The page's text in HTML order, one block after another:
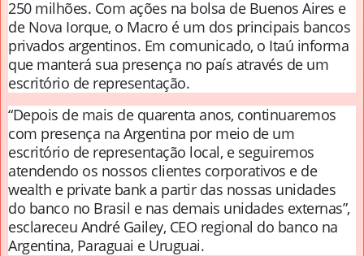
250 milhões. Com ações na bolsa de Buenos Aires e
de Nova Iorque, o Macro é um dos principais bancos
privados argentinos. Em comunicado, o Itaú informa
que manterá sua presença no país através de um
escritório de representação.
“Depois de mais de quarenta anos, continuaremos
com presença na Argentina por meio de um
escritório de representação local, e seguiremos
atendendo os nossos clientes corporativos e de
wealth e private bank a partir das nossas unidades
do banco no Brasil e nas demais unidades externas”,
esclareceu André Gailey, CEO regional do banco na
Argentina, Paraguai e Uruguai.